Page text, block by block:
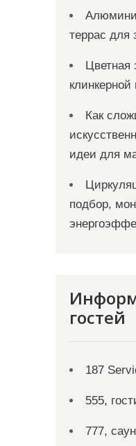
террас для
Цветная
клинкерной
Как
идеи для
подбор,
гостей
187
555,
777,